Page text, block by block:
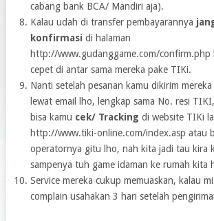
cabang bank BCA/ Mandiri aja).
Kalau udah di transfer pembayarannya
konfirmasi di halaman
http://www.gudanggame.com/confirm.php
cepet di antar sama mereka pake TIKi.
Nanti setelah pesanan kamu dikirim
lewat email lho, lengkap sama No. resi
bisa kamu cek/ Tracking di website TIKi
http://www.tiki-online.com/index.asp atau
operatornya gitu lho, nah kita jadi tau kira
sampenya tuh game idaman ke rumah kita
Service mereka cukup memuaskan, kalau
complain usahakan 3 hari setelah